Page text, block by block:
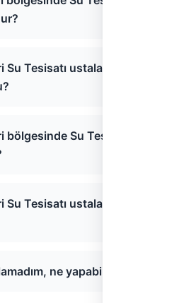
Tesisatı ustaları acil
Su Tesisatı
Tesisatı ustaları
ne yapabilirim?